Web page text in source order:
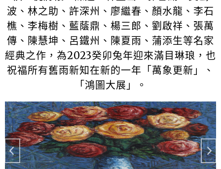
波、林之助、許深州、廖繼春、顏水龍、李石
樵、李梅樹、藍蔭鼎、楊三郎、劉啟祥、張萬
傳、陳慧坤、呂鐵州、陳夏雨、蒲添生等名家
經典之作，為2023癸卯兔年迎來滿目琳琅，也
祝福所有舊雨新知在新的一年「萬象更新」、
「鴻圖大展」。